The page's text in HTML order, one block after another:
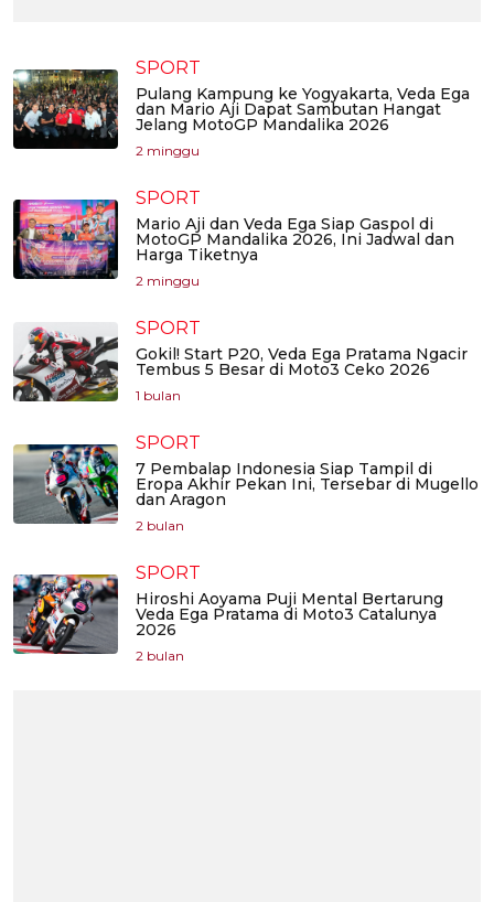
SPORT
Pulang Kampung ke Yogyakarta, Veda Ega
dan Mario Aji Dapat Sambutan Hangat
Jelang MotoGP Mandalika 2026
2 minggu
SPORT
Mario Aji dan Veda Ega Siap Gaspol di
MotoGP Mandalika 2026, Ini Jadwal dan
Harga Tiketnya
2 minggu
SPORT
Gokil! Start P20, Veda Ega Pratama Ngacir
Tembus 5 Besar di Moto3 Ceko 2026
1 bulan
SPORT
7 Pembalap Indonesia Siap Tampil di
Eropa Akhir Pekan Ini, Tersebar di Mugello
dan Aragon
2 bulan
SPORT
Hiroshi Aoyama Puji Mental Bertarung
Veda Ega Pratama di Moto3 Catalunya
2026
2 bulan